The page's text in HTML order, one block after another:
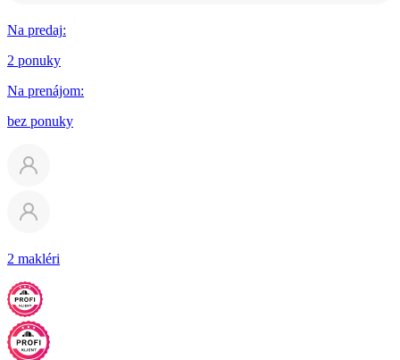
Na predaj:
2 ponuky
Na prenájom:
bez ponuky
2 makléri